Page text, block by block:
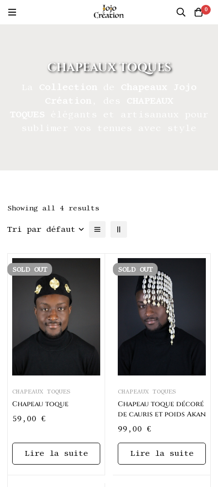
0
CHAPEAUX TOQUES
Showing all 4 results
Tri par défaut
SOLD OUT
CHAPEAUX TOQUES
Chapeau toque
59,00 €
Lire la suite
SOLD OUT
CHAPEAUX TOQUES
Chapeau toque décoré
de cauris et poids Akan
99,00 €
Lire la suite